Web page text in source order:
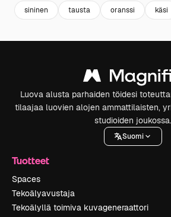
sininen tausta oranssi käsi
Luova alusta parhaiden töidesi
tilaajaa luovien alojen ammattilaisten,
studioiden joukossa.
Suomi
Tuotteet
Spaces
Tekoälyavustaja
Tekoälyllä toimiva kuvageneraattori